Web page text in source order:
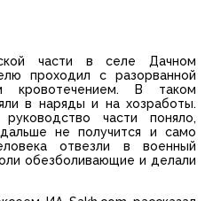
части в селе Дачном
проходил с разорванной
кровотечением. В таком
в наряды и на хозработы.
части поняло,
не получится и само
отвезли в военный
обезболивающие и делали